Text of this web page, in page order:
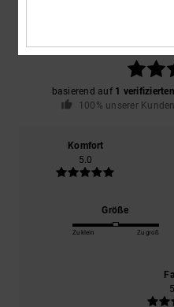
basierend auf 1
100% unserer
Komfort
5.0
Größe
Zu klein Zu groß